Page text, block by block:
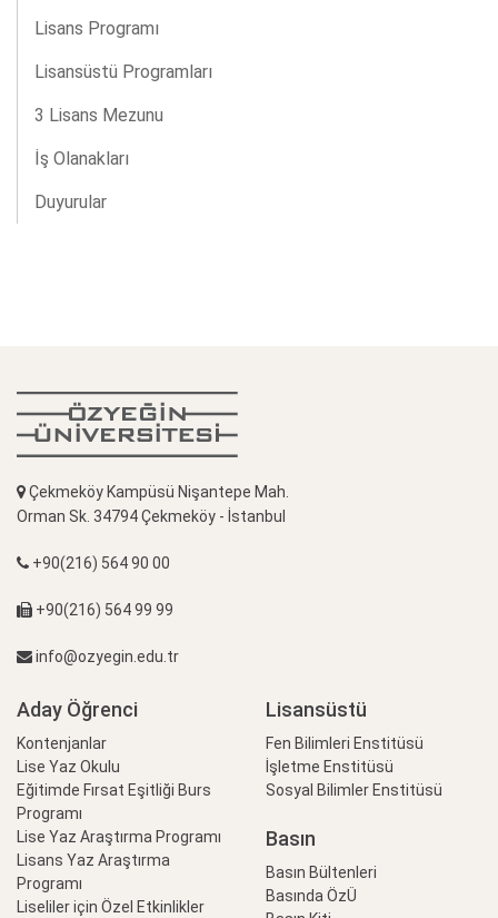
Lisans Programı
Lisansüstü Programları
3 Lisans Mezunu
İş Olanakları
Duyurular
Çekmeköy Kampüsü Nişantepe Mah.
Orman Sk. 34794 Çekmeköy - İstanbul
+90(216) 564 90 00
+90(216) 564 99 99
info@ozyegin.edu.tr
Aday Öğrenci
Kontenjanlar
Lise Yaz Okulu
Eğitimde Fırsat Eşitliği Burs
Programı
Lise Yaz Araştırma Programı
Lisans Yaz Araştırma
Programı
Liseliler için Özel Etkinlikler
Lisansüstü
Fen Bilimleri Enstitüsü
İşletme Enstitüsü
Sosyal Bilimler Enstitüsü
Basın
Basın Bültenleri
Basında ÖzÜ